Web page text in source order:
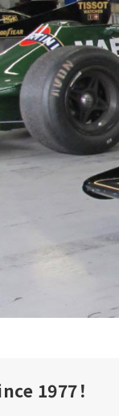
1977！